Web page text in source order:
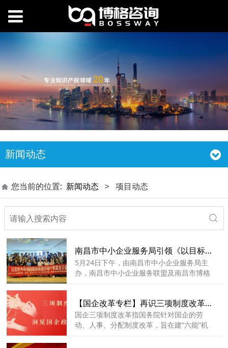
新闻动态
您当前的位置: 新闻动态 > 项目动态
南昌市中小企业服务局引领《以目标为导向的绩效改进行动》公益培训圆满落幕！
5月24日下午，由南昌市中小企业服务局主
办，南昌市中小企业服务联盟及南昌市博格
办，此次活动旨在帮助我市中小企业提高绩
效管理水平，激发企业发展新动力，为中小
企业的稳步前行提供有力支持。
【国企改革专栏】再识三项制度改革历程和未来改革关键
国企三项制度改革指国务院针对国企的劳
动、人事、分配制度改革，旨在建“六能”机